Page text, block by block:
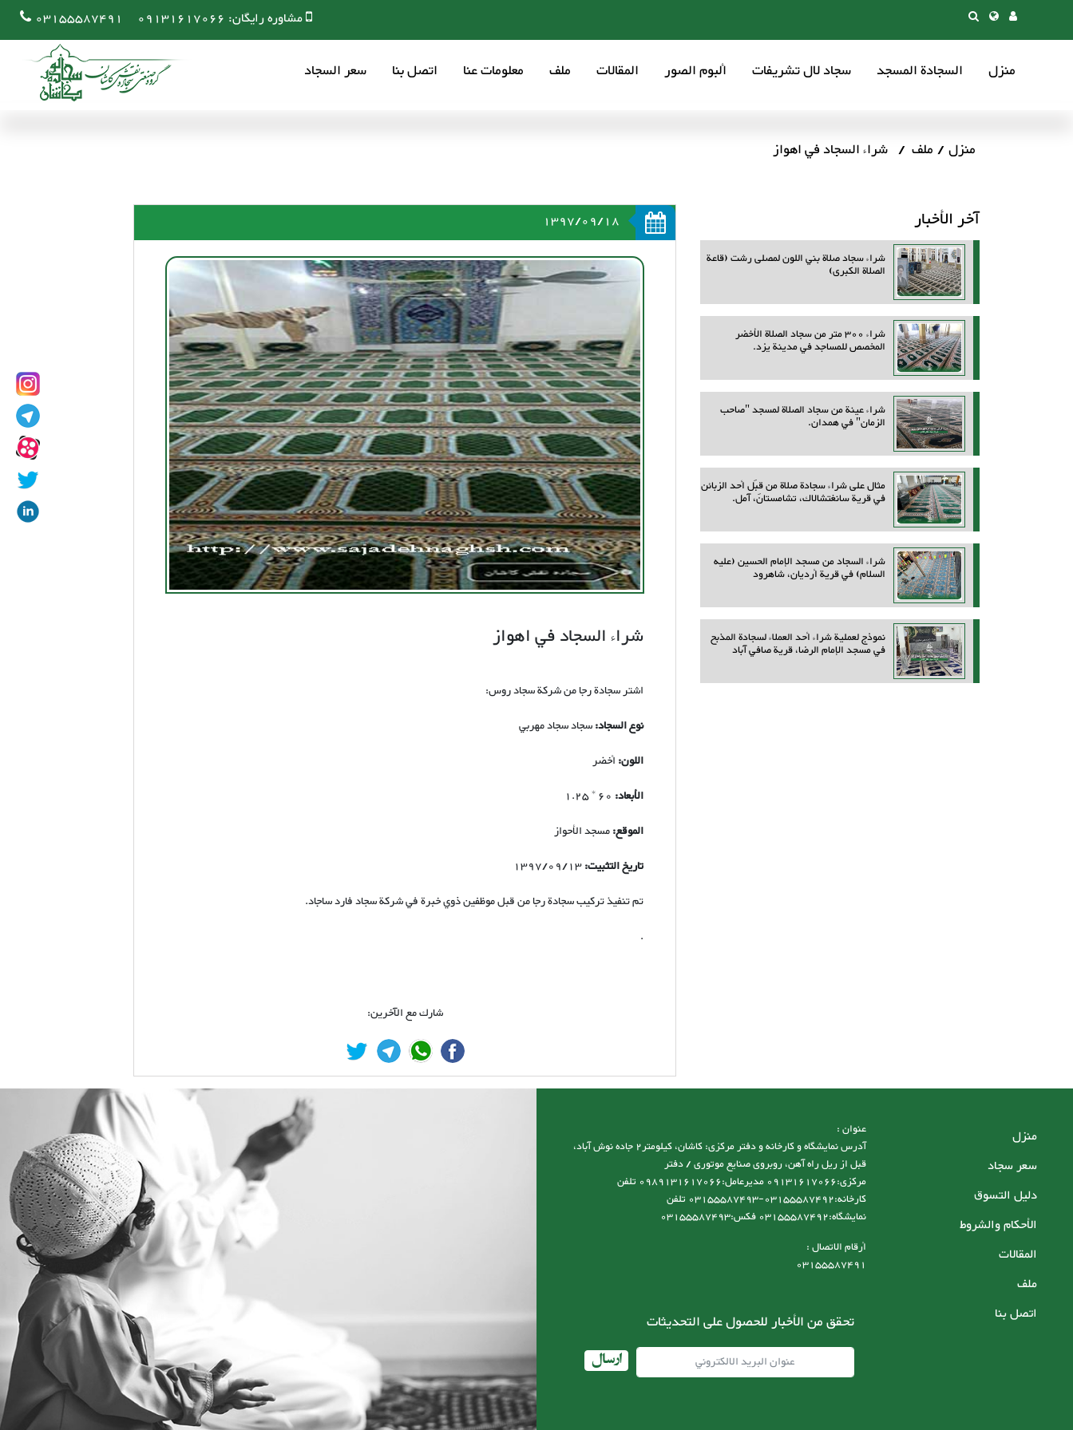
مشاوره رایگان: 09131617066
03155587491
منزل السجادة المسجد سجاد لال تشریفات ألبوم الصور المقالات ملف معلومات عنا اتصل بنا سعر السجاد
منزل ملف شراء السجاد في اهواز
آخر الأخبار
شراء سجاد صلاة بني اللون لمصلى رشت (قاعة
الصلاة الكبرى)
شراء 300 متر من سجاد الصلاة الأخضر
المخصص للمساجد في مدينة يزد.
شراء عينة من سجاد الصلاة لمسجد "صاحب
الزمان" في همدان.
مثال على شراء سجادة صلاة من قِبَل أحد الزبائن
في قرية سانغتشالاك، تشامستان، آمل.
شراء السجاد من مسجد الإمام الحسين (عليه
السلام) في قرية أرديان، شاهرود
نموذج لعملية شراء أحد العملاء لسجادة المذبح
في مسجد الإمام الرضا، قرية صافي آباد
1397/09/18
شراء السجاد في اهواز
اشتر سجادة رجا من شركة سجاد روس:
نوع السجاد:سجاد سجاد مهربي
اللون:أخضر
الأبعاد:
الموقع:مسجد الأحواز
تاريخ التثبيت:
تم تنفيذ تركيب سجادة رجا من قبل موظفين ذوي خبرة في شركة سجاد فارد ساجاد.
.
شارك مع الآخرين:
منزل
سعر سجاد
دليل التسوق
الأحكام والشروط
المقالات
ملف
اتصل بنا
عنوان :
آدرس نمایشگاه و کارخانه و دفتر مرکزی: کاشان، کیلومتر2 جاده نوش آباد،
قبل از ریل راه آهن، روبروی صنایع موتوری / دفتر
مرکزی:09131617066 مدیرعامل:0989131617066 تلفن
کارخانه:03155587492-03155587493 تلفن
نمایشگاه:03155587492 فکس:03155587493
أرقام الاتصال :
03155587491
تحقق من الأخبار للحصول على التحديثات
ارسال